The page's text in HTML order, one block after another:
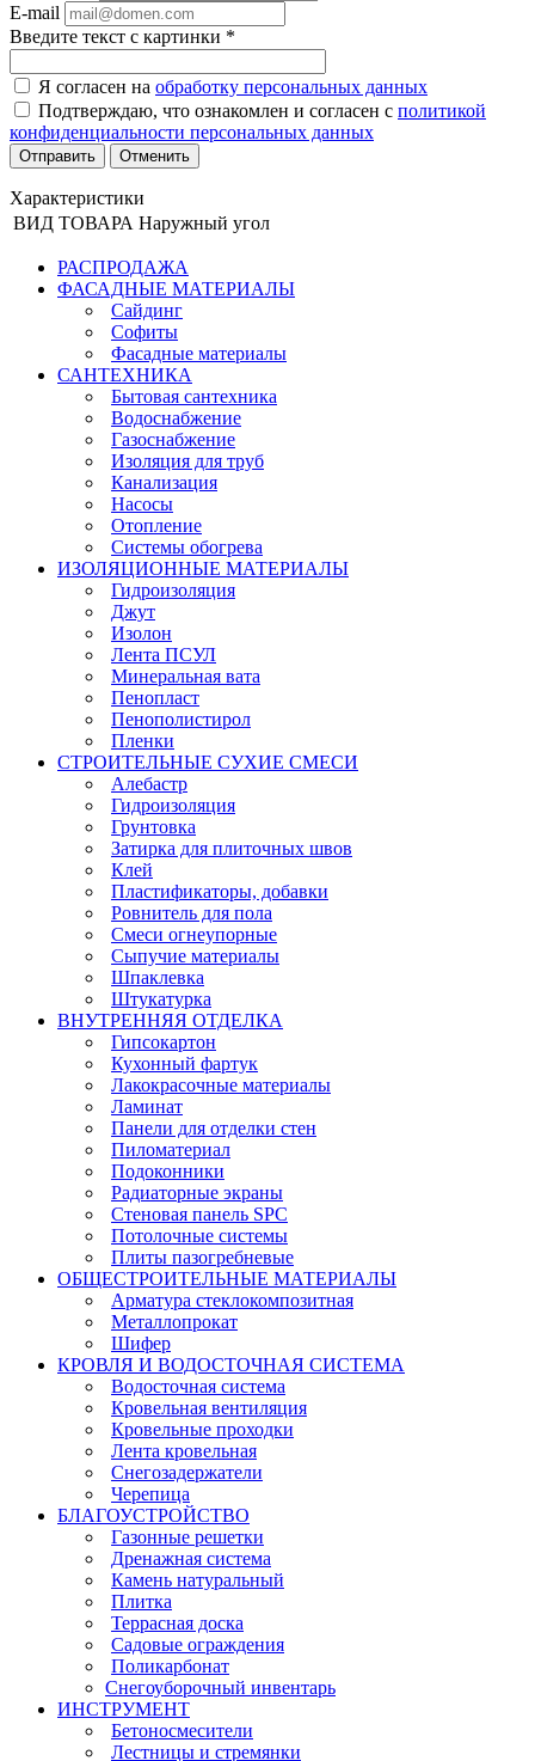
E-mail
Введите текст с картинки *
Я согласен на обработку персональных данных
Подтверждаю, что ознакомлен и согласен с политикой
конфиденциальности персональных данных
Отменить
Характеристики
ВИД ТОВАРА Наружный угол
РАСПРОДАЖА
ФАСАДНЫЕ МАТЕРИАЛЫ
Сайдинг
Софиты
Фасадные материалы
САНТЕХНИКА
Бытовая сантехника
Водоснабжение
Газоснабжение
Изоляция для труб
Канализация
Насосы
Отопление
Системы обогрева
ИЗОЛЯЦИОННЫЕ МАТЕРИАЛЫ
Гидроизоляция
Джут
Изолон
Лента ПСУЛ
Минеральная вата
Пенопласт
Пенополистирол
Пленки
СТРОИТЕЛЬНЫЕ СУХИЕ СМЕСИ
Алебастр
Гидроизоляция
Грунтовка
Затирка для плиточных швов
Клей
Пластификаторы, добавки
Ровнитель для пола
Смеси огнеупорные
Сыпучие материалы
Шпаклевка
Штукатурка
ВНУТРЕННЯЯ ОТДЕЛКА
Гипсокартон
Кухонный фартук
Лакокрасочные материалы
Ламинат
Панели для отделки стен
Пиломатериал
Подоконники
Радиаторные экраны
Стеновая панель SPC
Потолочные системы
Плиты пазогребневые
ОБЩЕСТРОИТЕЛЬНЫЕ МАТЕРИАЛЫ
Арматура стеклокомпозитная
Металлопрокат
Шифер
КРОВЛЯ И ВОДОСТОЧНАЯ СИСТЕМА
Водосточная система
Кровельная вентиляция
Кровельные проходки
Лента кровельная
Снегозадержатели
Черепица
БЛАГОУСТРОЙСТВО
Газонные решетки
Дренажная система
Камень натуральный
Плитка
Террасная доска
Садовые ограждения
Поликарбонат
Снегоуборочный инвентарь
ИНСТРУМЕНТ
Бетоносмесители
Лестницы и стремянки